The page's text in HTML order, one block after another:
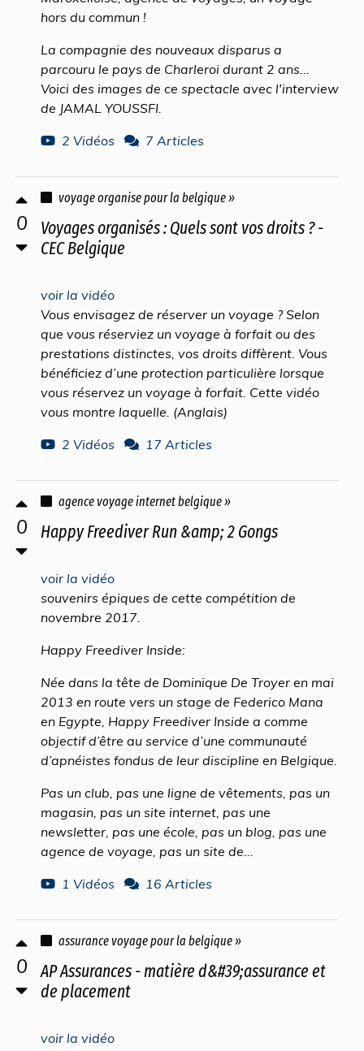
hors du commun !
La compagnie des nouveaux disparus a
parcouru le pays de Charleroi durant 2 ans...
Voici des images de ce spectacle avec l'interview
de JAMAL YOUSSFI.
2 Vidéos
7 Articles
0
voyage organise pour la belgique »
Voyages organisés : Quels sont vos droits ? -
CEC Belgique
voir la vidéo
Vous envisagez de réserver un voyage ? Selon
que vous réserviez un voyage à forfait ou des
prestations distinctes, vos droits diffèrent. Vous
bénéficiez d’une protection particulière lorsque
vous réservez un voyage à forfait. Cette vidéo
vous montre laquelle. (Anglais)
2 Vidéos
17 Articles
0
agence voyage internet belgique »
Happy Freediver Run &amp; 2 Gongs
voir la vidéo
souvenirs épiques de cette compétition de
novembre 2017.
Happy Freediver Inside:
Née dans la tête de Dominique De Troyer en mai
2013 en route vers un stage de Federico Mana
en Egypte, Happy Freediver Inside a comme
objectif d’être au service d’une communauté
d’apnéistes fondus de leur discipline en Belgique.
Pas un club, pas une ligne de vêtements, pas un
magasin, pas un site internet, pas une
newsletter, pas une école, pas un blog, pas une
agence de voyage, pas un site de...
1 Vidéos
16 Articles
0
assurance voyage pour la belgique »
AP Assurances - matière d&#39;assurance et
de placement
voir la vidéo